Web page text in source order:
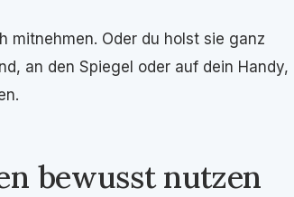
mitnehmen. Oder du holst sie ganz
an den Spiegel oder auf dein Handy,
bewusst nutzen